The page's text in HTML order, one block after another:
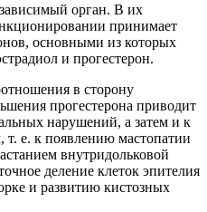
орган. В их
принимает
основными из которых
и прогестерон.
в сторону
прогестерона приводит
нарушений, а затем и к
е. к появлению мастопатии
внутридольковой
деление клеток эпителия
и развитию кистозных